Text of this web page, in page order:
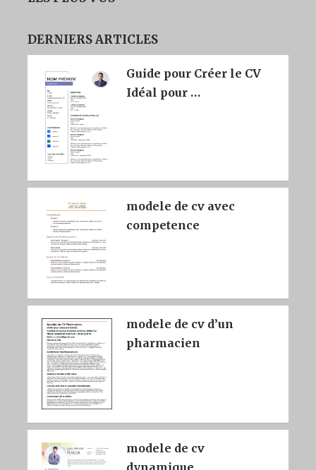
DERNIERS ARTICLES
Guide pour Créer le CV
Idéal pour …
modele de cv avec
competence
modele de cv d’un
pharmacien
modele de cv
dynamique